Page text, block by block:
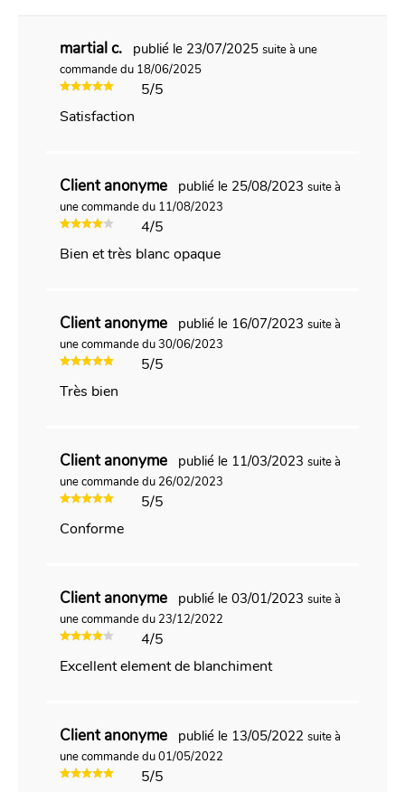
martial c. publié le 23/07/2025 suite à une
commande du 18/06/2025
5/5
Satisfaction
Client anonyme publié le 25/08/2023 suite à
une commande du 11/08/2023
4/5
Bien et très blanc opaque
Client anonyme publié le 16/07/2023 suite à
une commande du 30/06/2023
5/5
Très bien
Client anonyme publié le 11/03/2023 suite à
une commande du 26/02/2023
5/5
Conforme
Client anonyme publié le 03/01/2023 suite à
une commande du 23/12/2022
4/5
Excellent element de blanchiment
Client anonyme publié le 13/05/2022 suite à
une commande du 01/05/2022
5/5